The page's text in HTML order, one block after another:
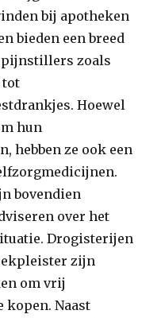
bij apotheken
bieden een breed
pijnstillers zoals
tot
Hoewel
hun
hebben ze ook een
bovendien
over het
Drogisterijen
zijn
om vrij
Naast